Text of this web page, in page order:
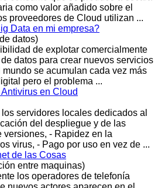
como valor añadido sobre el
proveedores de Cloud utilizan ...
Data en mi empresa?
datos)
de explotar comercialmente
datos para crear nuevos servicios
se acumulan cada vez más
pero el problema ...
en Cloud
servidores locales dedicados al
del despliegue y de las
versiones, - Rapidez en la
virus, - Pago por uso en vez de ...
de las Cosas
entre maquinas)
los operadores de telefonía